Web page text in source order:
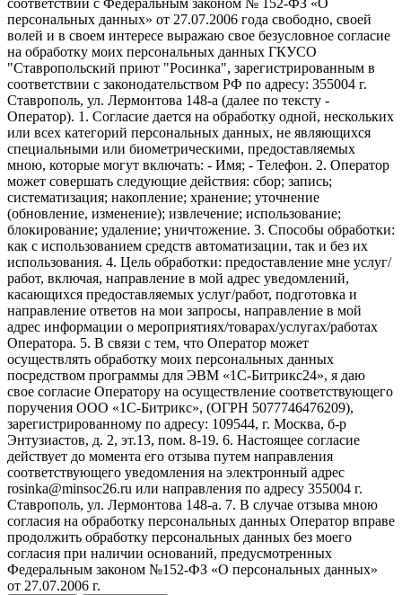
соответствии с Федеральным законом № 152-ФЗ «О
персональных данных» от 27.07.2006 года свободно, своей
волей и в своем интересе выражаю свое безусловное согласие
на обработку моих персональных данных ГКУСО
"Ставропольский приют "Росинка", зарегистрированным в
соответствии с законодательством РФ по адресу: 355004 г.
Ставрополь, ул. Лермонтова 148-а (далее по тексту -
Оператор). 1. Согласие дается на обработку одной, нескольких
или всех категорий персональных данных, не являющихся
специальными или биометрическими, предоставляемых
мною, которые могут включать: - Имя; - Телефон. 2. Оператор
может совершать следующие действия: сбор; запись;
систематизация; накопление; хранение; уточнение
(обновление, изменение); извлечение; использование;
блокирование; удаление; уничтожение. 3. Способы обработки:
как с использованием средств автоматизации, так и без их
использования. 4. Цель обработки: предоставление мне услуг/
работ, включая, направление в мой адрес уведомлений,
касающихся предоставляемых услуг/работ, подготовка и
направление ответов на мои запросы, направление в мой
адрес информации о мероприятиях/товарах/услугах/работах
Оператора. 5. В связи с тем, что Оператор может
осуществлять обработку моих персональных данных
посредством программы для ЭВМ «1С-Битрикс24», я даю
свое согласие Оператору на осуществление соответствующего
поручения ООО «1С-Битрикс», (ОГРН 5077746476209),
зарегистрированному по адресу: 109544, г. Москва, б-р
Энтузиастов, д. 2, эт.13, пом. 8-19. 6. Настоящее согласие
действует до момента его отзыва путем направления
соответствующего уведомления на электронный адрес
rosinka@minsoc26.ru или направления по адресу 355004 г.
Ставрополь, ул. Лермонтова 148-а. 7. В случае отзыва мною
согласия на обработку персональных данных Оператор вправе
продолжить обработку персональных данных без моего
согласия при наличии оснований, предусмотренных
Федеральным законом №152-ФЗ «О персональных данных»
от 27.07.2006 г.